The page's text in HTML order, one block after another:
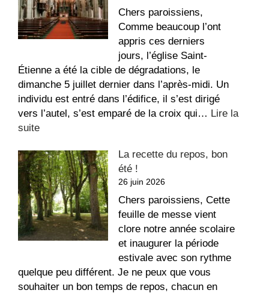
Coeur
Chers paroissiens,
Comme beaucoup l’ont
appris ces derniers
jours, l’église Saint-
Étienne a été la cible de dégradations, le
dimanche 5 juillet dernier dans l’après-midi. Un
individu est entré dans l’édifice, il s’est dirigé
vers l’autel, s’est emparé de la croix qui… Lire la
suite:
suite
aux
dégradations
dans
l’église
Saint-
Étienne
La recette du repos, bon
été !
26 juin 2026
Chers paroissiens, Cette
feuille de messe vient
clore notre année scolaire
et inaugurer la période
estivale avec son rythme
quelque peu différent. Je ne peux que vous
souhaiter un bon temps de repos, chacun en